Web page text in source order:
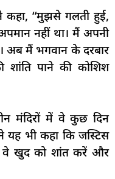
कहा, “मुझसे गलती हुई,
नहीं था। मैं अपनी
अब मैं भगवान के दरबार
पाने की कोशिश
मंदिरों में वे कुछ दिन
यह भी कहा कि जस्टिस
वे खुद को शांत करें और